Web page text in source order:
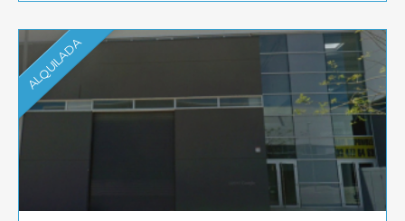
ALQUILADA